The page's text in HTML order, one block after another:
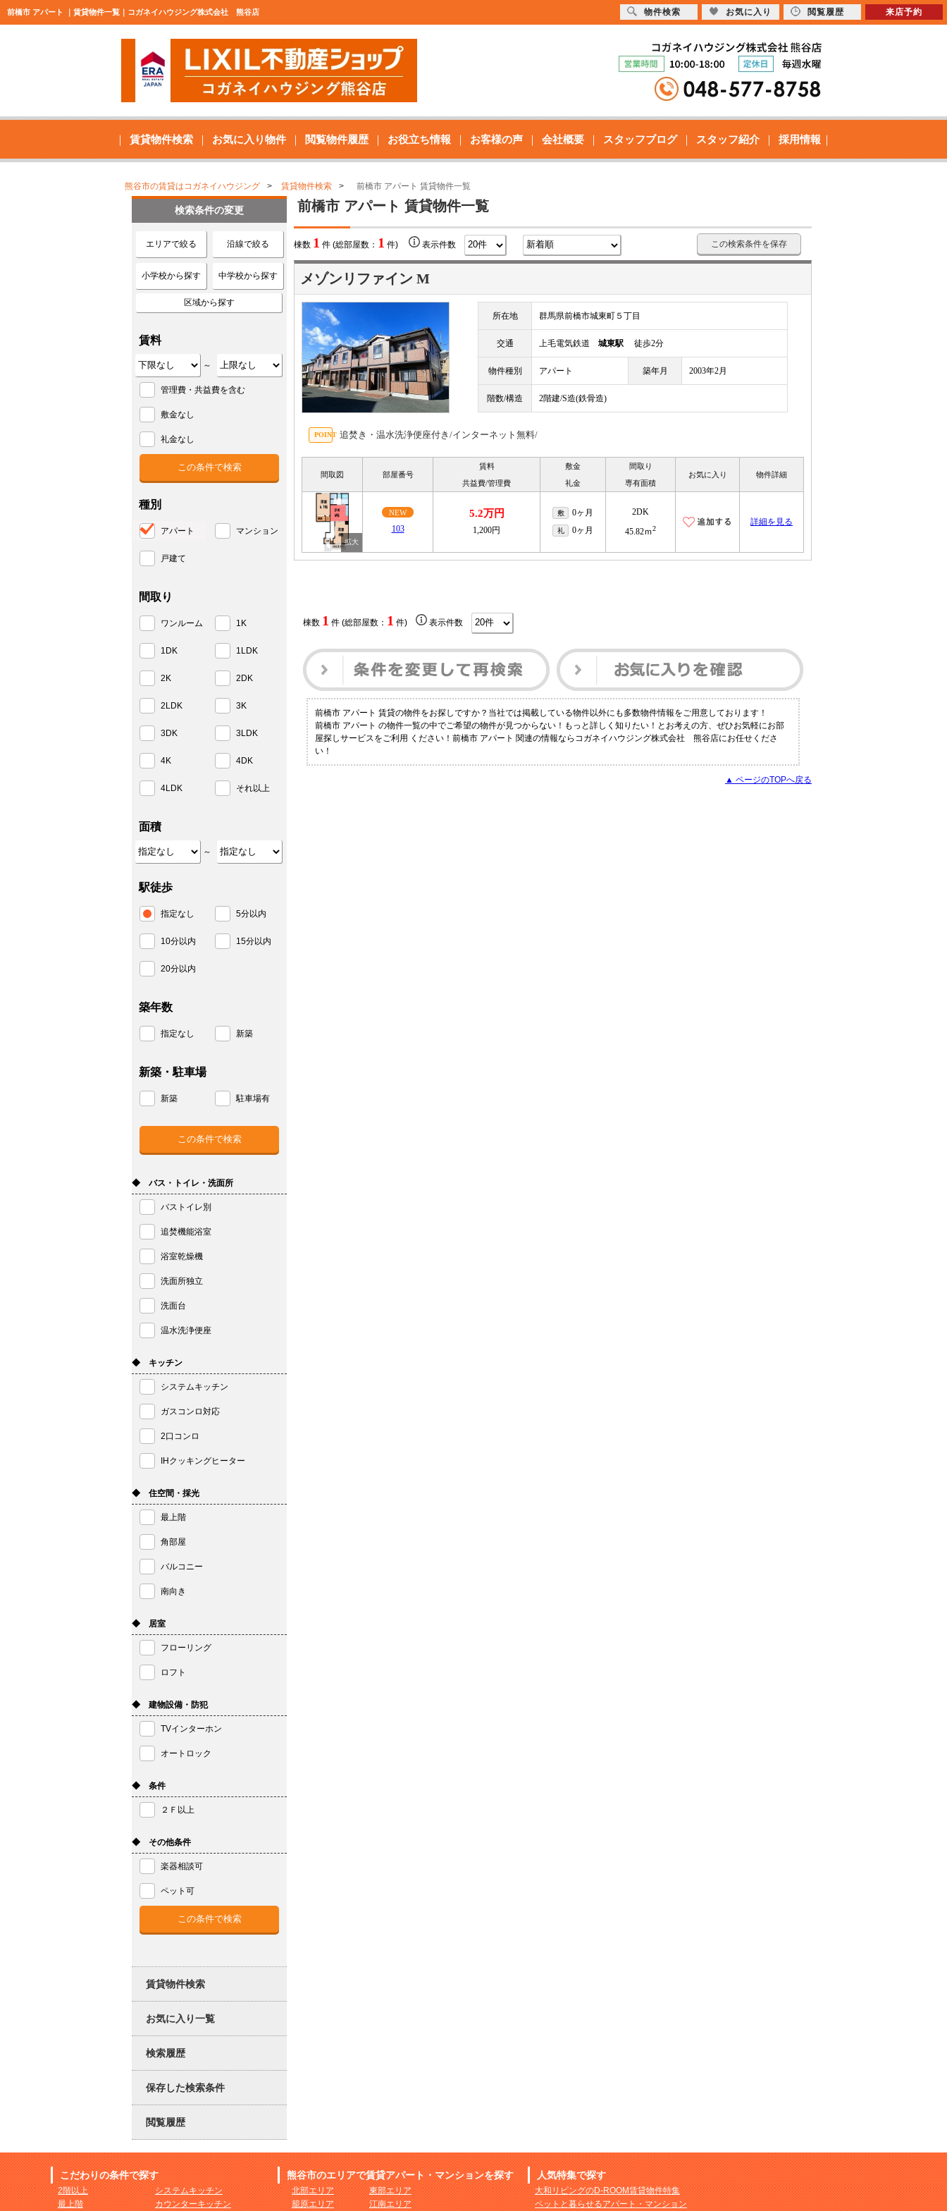
前橋市 アパート ｜賃貸物件一覧｜コガネイハウジング株式会社 熊谷店
賃貸物件検索 お気に入り物件 閲覧物件履歴 お役立ち情報 お客様の声 会社概要 スタッフブログ スタッフ紹介 採用情報
熊谷市の賃貸はコガネイハウジング 賃貸物件検索 前橋市 アパート 賃貸物件一覧
前橋市 アパート 賃貸物件一覧
棟数 1 件 (総部屋数： 1 件) 表示件数 この検索条件を保存
メゾンリファイン M
所在地 群馬県前橋市城東町５丁目
交通 上毛電気鉄道 城東駅 徒歩2分
物件種別 アパート 築年月 2003年2月
階数/構造 2階建/S造(鉄骨造)
追焚き・温水洗浄便座付き/インターネット無料/
間取図 部屋番号
賃料
共益費/管理費
敷金
礼金
間取り
専有面積
お気に入り 物件詳細
NEW
103
5.2万円
1,200円
敷 0ヶ月
礼 0ヶ月
2DK
45.82ｍ2
詳細を見る
棟数 1 件 (総部屋数： 1 件) 表示件数
前橋市 アパート 賃貸の物件をお探しですか？当社では掲載している物件以外にも多数物件情報をご用意しております！
前橋市 アパート の物件一覧の中でご希望の物件が見つからない！もっと詳しく知りたい！とお考えの方、ぜひお気軽にお部
屋探しサービスをご利用 ください！前橋市 アパート 関連の情報ならコガネイハウジング株式会社 熊谷店にお任せくださ
い！
▲ ページのTOPへ戻る
検索条件の変更
エリアで絞る 沿線で絞る
小学校から探す 中学校から探す
区域から探す
賃料
～
管理費・共益費を含む
敷金なし
礼金なし
種別
アパート マンション
戸建て
間取り
ワンルーム 1K
1DK 1LDK
2K 2DK
2LDK 3K
3DK 3LDK
4K 4DK
4LDK それ以上
面積
～
駅徒歩
指定なし 5分以内
10分以内 15分以内
20分以内
築年数
指定なし 新築
新築・駐車場
新築 駐車場有
◆ バス・トイレ・洗面所
バストイレ別
追焚機能浴室
浴室乾燥機
洗面所独立
洗面台
温水洗浄便座
◆ キッチン
システムキッチン
ガスコンロ対応
2口コンロ
IHクッキングヒーター
◆ 住空間・採光
最上階
角部屋
バルコニー
南向き
◆ 居室
フローリング
ロフト
◆ 建物設備・防犯
TVインターホン
オートロック
◆ 条件
２Ｆ以上
◆ その他条件
楽器相談可
ペット可
賃貸物件検索
お気に入り一覧
検索履歴
保存した検索条件
閲覧履歴
こだわりの条件で探す
2階以上
最上階
システムキッチン
カウンターキッチン
熊谷市のエリアで賃貸アパート・マンションを探す
北部エリア
籠原エリア
東部エリア
江南エリア
人気特集で探す
大和リビングのD-ROOM賃貸物件特集
ペットと暮らせるアパート・マンション
物件検索 お気に入り 閲覧履歴 来店予約